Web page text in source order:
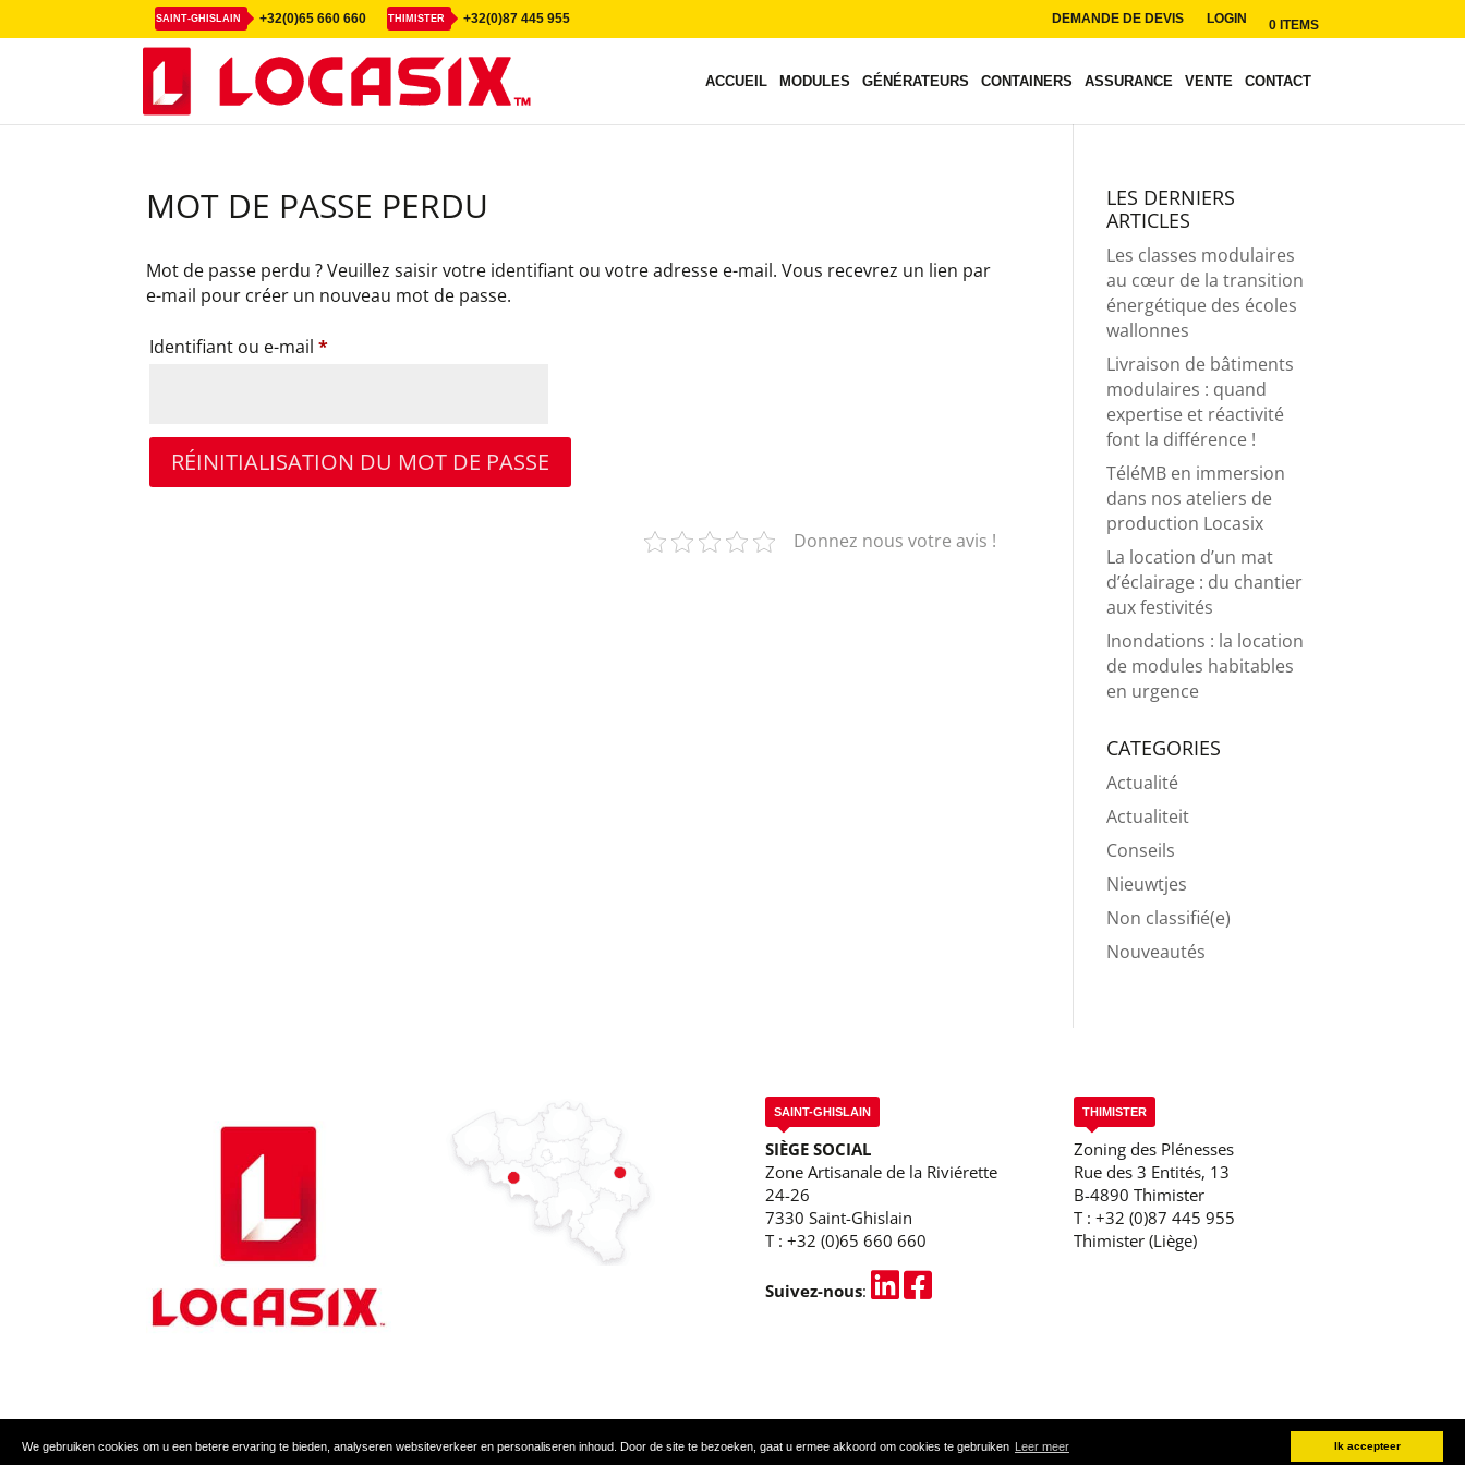
We gebruiken cookies om u een betere ervaring te bieden, analyseren websiteverkeer en personaliseren inhoud. Door de site te bezoeken, gaat u ermee akkoord om cookies te gebruiken Leer meer Ik accepteer
SAINT-GHISLAIN +32(0)65 660 660 THIMISTER +32(0)87 445 955 DEMANDE DE DEVIS LOGIN 0 ITEMS
ACCUEIL MODULES GÉNÉRATEURS CONTAINERS ASSURANCE VENTE CONTACT
MOT DE PASSE PERDU
Mot de passe perdu ? Veuillez saisir votre identifiant ou votre adresse e-mail. Vous recevrez un lien par
e-mail pour créer un nouveau mot de passe.
Identifiant ou e-mail*Obligatoire
RÉINITIALISATION DU MOT DE PASSE
Donnez nous votre avis !
LES DERNIERS
ARTICLES
Les classes modulaires
au cœur de la transition
énergétique des écoles
wallonnes
Livraison de bâtiments
modulaires : quand
expertise et réactivité
font la différence !
TéléMB en immersion
dans nos ateliers de
production Locasix
La location d’un mat
d’éclairage : du chantier
aux festivités
Inondations : la location
de modules habitables
en urgence
CATEGORIES
Actualité
Actualiteit
Conseils
Nieuwtjes
Non classifié(e)
Nouveautés
SAINT-GHISLAIN
SIÈGE SOCIAL
Zone Artisanale de la Riviérette
24-26
7330 Saint-Ghislain
T : +32 (0)65 660 660
Suivez-nous:
THIMISTER
Zoning des Plénesses
Rue des 3 Entités, 13
B-4890 Thimister
T :+32 (0)87 445 955
Thimister (Liège)
© 2018-2024 - LOCASIX - ALLE RECHTEN VOORBEHOUDEN -PRIVACYBELEID